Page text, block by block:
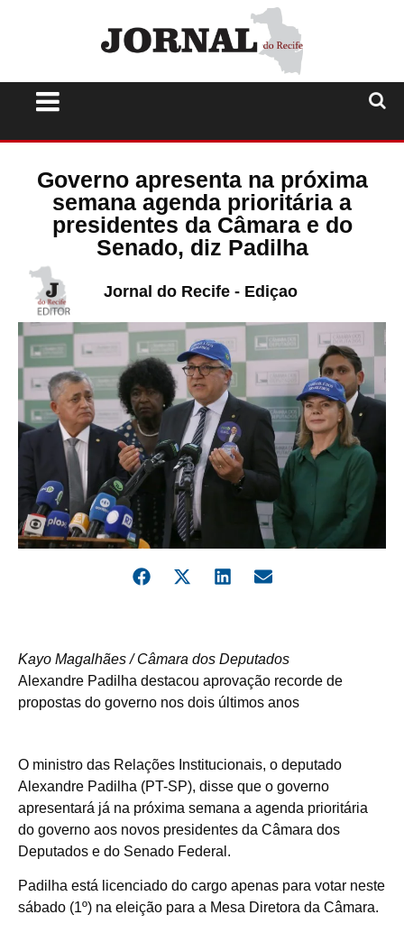
Governo apresenta na próxima
semana agenda prioritária a
presidentes da Câmara e do
Senado, diz Padilha
Jornal do Recife - Ediçao
Kayo Magalhães / Câmara dos Deputados
Alexandre Padilha destacou aprovação recorde de
propostas do governo nos dois últimos anos
O ministro das Relações Institucionais, o deputado
Alexandre Padilha (PT-SP), disse que o governo
apresentará já na próxima semana a agenda prioritária
do governo aos novos presidentes da Câmara dos
Deputados e do Senado Federal.
Padilha está licenciado do cargo apenas para votar neste
sábado (1º) na eleição para a Mesa Diretora da Câmara.